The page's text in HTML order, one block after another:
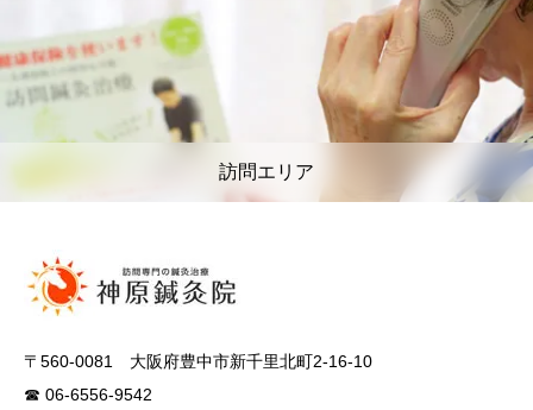
訪問エリア
〒560-0081 大阪府豊中市新千里北町2-16-10
☎ 06-6556-9542